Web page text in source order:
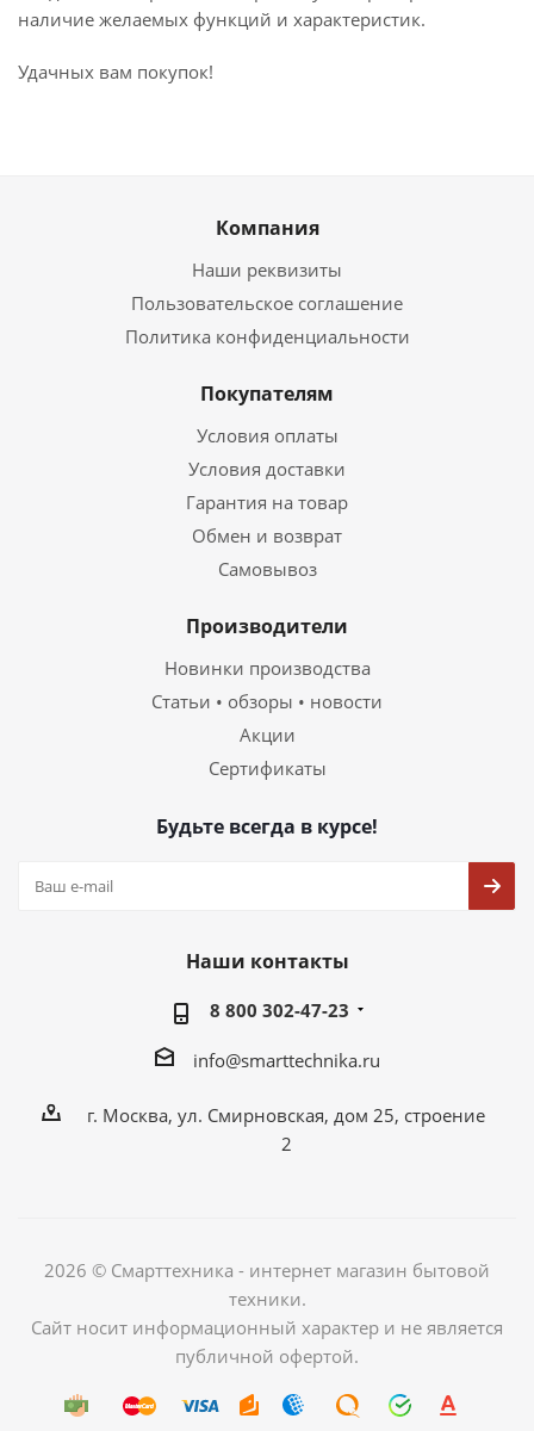
наличие желаемых функций и характеристик.
Удачных вам покупок!
Компания
Наши реквизиты
Пользовательское соглашение
Политика конфиденциальности
Покупателям
Условия оплаты
Условия доставки
Гарантия на товар
Обмен и возврат
Самовывоз
Производители
Новинки производства
Статьи • обзоры • новости
Акции
Сертификаты
Будьте всегда в курсе!
Наши контакты
8 800 302-47-23
info@smarttechnika.ru
г. Москва, ул. Смирновская, дом 25, строение
2
2026 © Смарттехника - интернет магазин бытовой
техники.
Сайт носит информационный характер и не является
публичной офертой.